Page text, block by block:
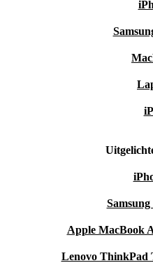
Apple MacBook
Lenovo ThinkPad